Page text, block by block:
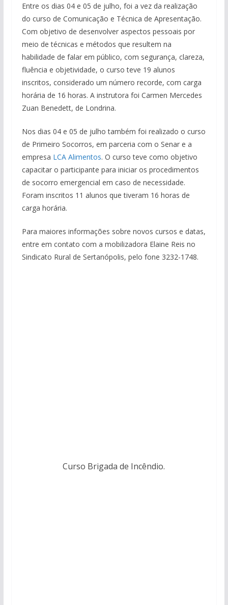
Entre os dias 04 e 05 de julho, foi a vez da realização
do curso de Comunicação e Técnica de Apresentação.
Com objetivo de desenvolver aspectos pessoais por
meio de técnicas e métodos que resultem na
habilidade de falar em público, com segurança, clareza,
fluência e objetividade, o curso teve 19 alunos
inscritos, considerado um número recorde, com carga
horária de 16 horas. A instrutora foi Carmen Mercedes
Zuan Benedett, de Londrina.
Nos dias 04 e 05 de julho também foi realizado o curso
de Primeiro Socorros, em parceria com o Senar e a
empresa LCA Alimentos. O curso teve como objetivo
capacitar o participante para iniciar os procedimentos
de socorro emergencial em caso de necessidade.
Foram inscritos 11 alunos que tiveram 16 horas de
carga horária.
Para maiores informações sobre novos cursos e datas,
entre em contato com a mobilizadora Elaine Reis no
Sindicato Rural de Sertanópolis, pelo fone 3232-1748.
Curso Brigada de Incêndio.